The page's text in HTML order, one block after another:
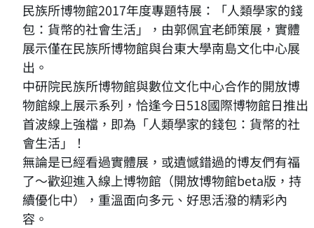
民族所博物館2017年度專題特展：「人類學家的錢
包：貨幣的社會生活」，由郭佩宜老師策展，實體
展示僅在民族所博物館與台東大學南島文化中心展
出。
中研院民族所博物館與數位文化中心合作的開放博
物館線上展示系列，恰逢今日518國際博物館日推出
首波線上強檔，即為「人類學家的錢包：貨幣的社
會生活」！
無論是已經看過實體展，或遺憾錯過的博友們有福
了～歡迎進入線上博物館（開放博物館beta版，持
續優化中），重溫面向多元、好思活潑的精彩內
容。